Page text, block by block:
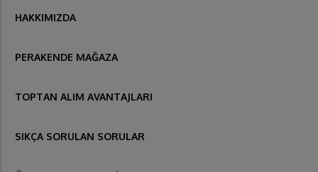
HAKKIMIZDA
PERAKENDE MAĞAZA
TOPTAN ALIM AVANTAJLARI
SIKÇA SORULAN SORULAR